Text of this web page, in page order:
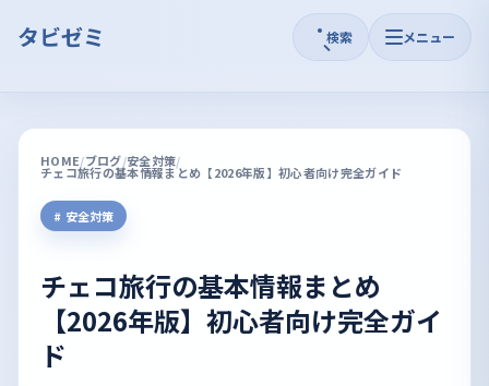
タビゼミ 検索 メニュー
HOME ブログ 安全対策
チェコ旅行の基本情報まとめ【2026年版】初心者向け完全ガイド
安全対策
チェコ旅行の基本情報まとめ
【2026年版】初心者向け完全ガイ
ド